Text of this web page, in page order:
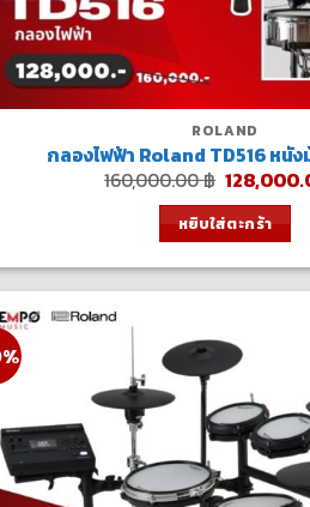
ROLAND
กลองไฟฟ้า Roland TD516 หนัง
160,000.00฿ Original
price
was:
หยิบใส่ตะกร้า